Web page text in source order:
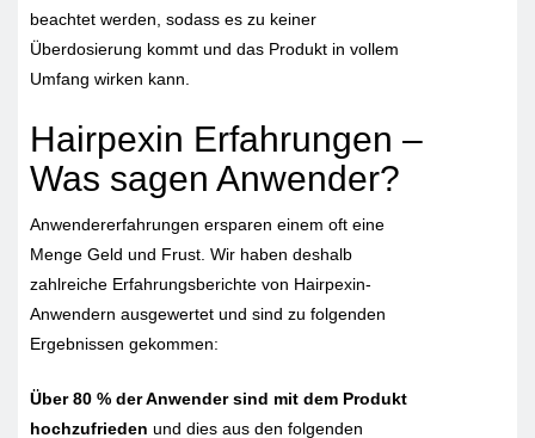
beachtet werden, sodass es zu keiner
Überdosierung kommt und das Produkt in vollem
Umfang wirken kann.
Hairpexin Erfahrungen –
Was sagen Anwender?
Anwendererfahrungen ersparen einem oft eine
Menge Geld und Frust. Wir haben deshalb
zahlreiche Erfahrungsberichte von Hairpexin-
Anwendern ausgewertet und sind zu folgenden
Ergebnissen gekommen:
Über 80 % der Anwender sind mit dem Produkt
hochzufrieden und dies aus den folgenden